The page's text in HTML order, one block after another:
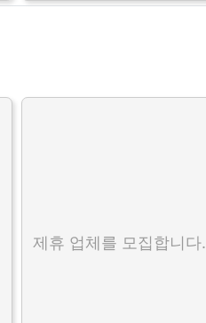
제휴 업체를 모집합니다.